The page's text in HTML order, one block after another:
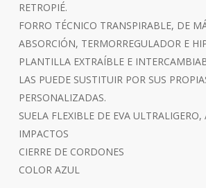
RETROPIÉ.
FORRO TÉCNICO TRANSPIRABLE, DE
ABSORCIÓN, TERMORREGULADOR E
PLANTILLA EXTRAÍBLE E
LAS PUEDE SUSTITUIR POR SUS
PERSONALIZADAS.
SUELA FLEXIBLE DE EVA ULTRALIGERO,
IMPACTOS
CIERRE DE CORDONES
COLOR AZUL